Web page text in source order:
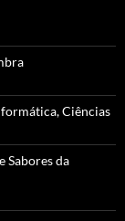
Ciências
Sabores da